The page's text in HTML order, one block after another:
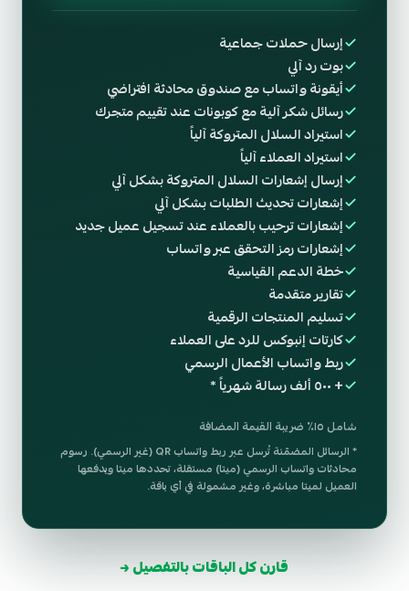
إرسال حملات جماعية
بوت رد آلي
أيقونة واتساب مع صندوق محادثة افتراضي
رسائل شكر آلية مع كوبونات عند تقييم متجرك
استيراد السلال المتروكة آلياً
استيراد العملاء آلياً
إرسال إشعارات السلال المتروكة بشكل آلي
إشعارات تحديث الطلبات بشكل آلي
إشعارات ترحيب بالعملاء عند تسجيل عميل جديد
إشعارات رمز التحقق عبر واتساب
خطة الدعم القياسية
تقارير متقدمة
تسليم المنتجات الرقمية
كارتات إنبوكس للرد على العملاء
ربط واتساب الأعمال الرسمي
+ ٥٠٠ ألف رسالة شهرياً *
شامل ١٥٪ ضريبة القيمة المضافة
* الرسائل المضمّنة تُرسل عبر ربط واتساب QR (غير الرسمي). رسوم
محادثات واتساب الرسمي (ميتا) مستقلة، تحددها ميتا ويدفعها
العميل لميتا مباشرة، وغير مشمولة في أي باقة.
قارن كل الباقات بالتفصيل→